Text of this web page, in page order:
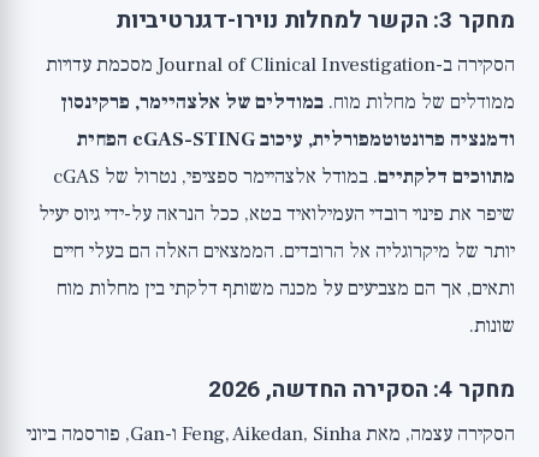
מחקר 3: הקשר למחלות נוירו-דגנרטיביות
הסקירה ב-Journal of Clinical Investigation מסכמת עדויות
ממודלים של מחלות מוח. במודלים של אלצהיימר, פרקינסון
ודמנציה פרונטוטמפורלית, עיכוב cGAS-STING הפחית
מתווכים דלקתיים
. במודל אלצהיימר ספציפי, נטרול של cGAS
שיפר את פינוי רובדי העמילואיד בטא, ככל הנראה על-ידי גיוס יעיל
יותר של מיקרוגליה אל הרובדים. הממצאים האלה הם בעלי חיים
ותאים, אך הם מצביעים על מכנה משותף דלקתי בין מחלות מוח
שונות.
מחקר 4: הסקירה החדשה, 2026
הסקירה עצמה, מאת Feng, Aikedan, Sinha ו-Gan, פורסמה ביוני